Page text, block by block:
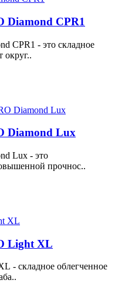
Diamond CPR1
CPR1 - это складное
округ..
Diamond Lux
Lux - это
прочнос..
Light XL
- складное облегченное